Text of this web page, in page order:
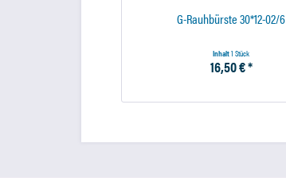
G-Rauhbürste 30*12-02/6
Inhalt1 Stück
16,50 € *